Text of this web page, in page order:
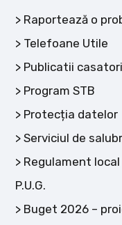
Raportează o
Telefoane Utile
Publicatii
Program STB
Protecția datelor
Serviciul de
Regulament
P.U.G.
Buget 2026 –